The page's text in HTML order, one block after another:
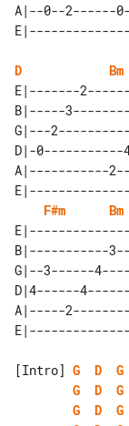
A|--0--2------
D Bm
E|-------
B|-----
G|---
D|-
A|-----------
F#m
Bm
B|-----------
G|--3------
D|4------
A|-----
[Intro] G D G
G
D G
G
D G